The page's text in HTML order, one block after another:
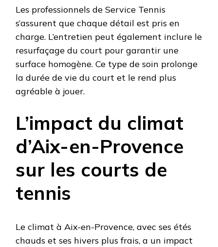
Les professionnels de Service Tennis
s’assurent que chaque détail est pris en
charge. L’entretien peut également inclure le
resurfaçage du court pour garantir une
surface homogène. Ce type de soin prolonge
la durée de vie du court et le rend plus
agréable à jouer.
L’impact du climat
d’Aix-en-Provence
sur les courts de
tennis
Le climat à Aix-en-Provence, avec ses étés
chauds et ses hivers plus frais, a un impact